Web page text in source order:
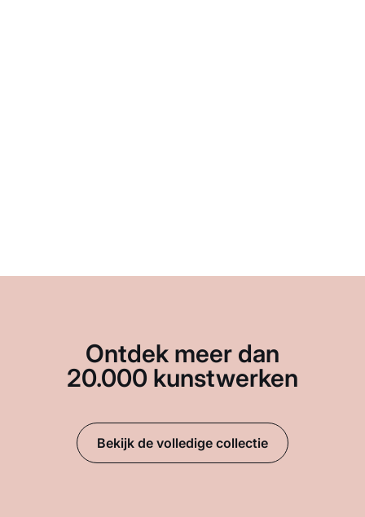
Ontdek meer dan
20.000 kunstwerken
Bekijk de volledige collectie